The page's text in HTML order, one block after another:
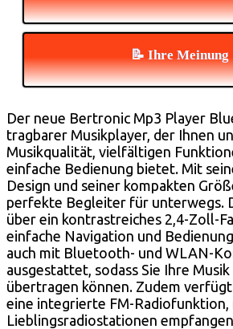
📝 Ihre Meinung
Der neue Bertronic Mp3 Player
tragbarer Musikplayer, der Ihnen
Musikqualität, vielfältigen
einfache Bedienung bietet. Mit
Design und seiner kompakten
perfekte Begleiter für unterwegs.
über ein kontrastreiches 2,4-Zoll-
einfache Navigation und
auch mit Bluetooth- und WLAN-
ausgestattet, sodass Sie Ihre
übertragen können. Zudem
eine integrierte FM-Radiofunktion,
Lieblingsradiostationen